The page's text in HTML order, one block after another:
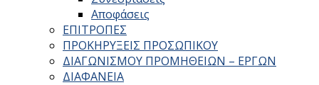
Αποφάσεις
ΕΠΙΤΡΟΠΕΣ
ΠΡΟΚΗΡΥΞΕΙΣ ΠΡΟΣΩΠΙΚΟΥ
ΔΙΑΓΩΝΙΣΜΟΥ ΠΡΟΜΗΘΕΙΩΝ – ΕΡΓΩΝ
ΔΙΑΦΑΝΕΙΑ